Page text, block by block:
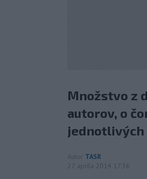
Množstvo z
autorov, o
jednotlivých
Autor TASR
27. apríla 2014 17:36